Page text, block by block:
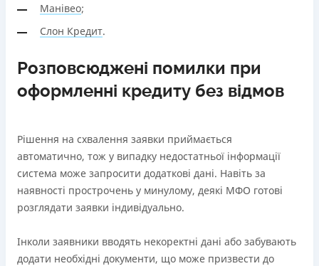
Манівео;
Слон Кредит.
Розповсюджені помилки при
оформленні кредиту без відмов
Рішення на схвалення заявки приймається
автоматично, тож у випадку недостатньої інформації
система може запросити додаткові дані. Навіть за
наявності прострочень у минулому, деякі МФО готові
розглядати заявки індивідуально.
Інколи заявники вводять некоректні дані або забувають
додати необхідні документи, що може призвести до